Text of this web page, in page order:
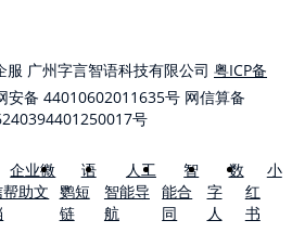
广州字言智语科技有限公司 粤ICP备
安备 44010602011635号 网信算备
号
企业微
助文
语
鹦短
链
人工
智能导
航
智
能合
同
数
字
人
小
红
书